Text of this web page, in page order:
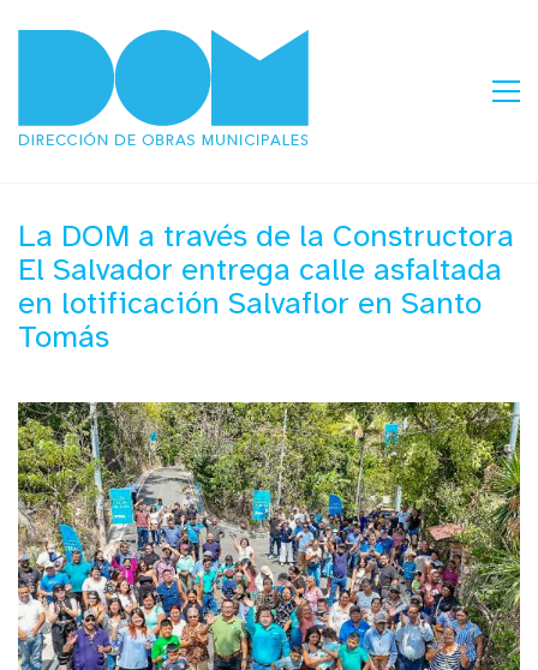
La DOM a través de la Constructora
El Salvador entrega calle asfaltada
en lotificación Salvaflor en Santo
Tomás